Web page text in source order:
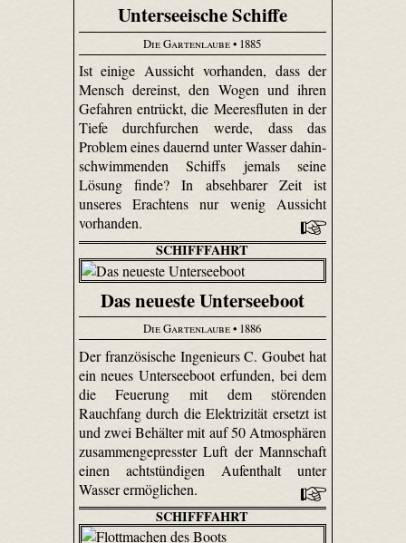
Unterseeische Schiffe
Die Gartenlaube• 1885
Ist einige Aussicht vorhanden, dass der
Mensch dereinst, den Wogen und ihren
Gefahren entrückt, die Meeresfluten in der
Tiefe durchfurchen werde, dass das
Problem eines dauernd unter Wasser dahin­
schwimmenden Schiffs jemals seine
Lösung finde? In absehbarer Zeit ist
unseres Erachtens nur wenig Aussicht
vorhanden.
SCHIFFFAHRT
Das neueste Unterseeboot
Die Gartenlaube• 1886
Der französische Ingenieurs C. Goubet hat
ein neues Unterseeboot erfunden, bei dem
die Feuerung mit dem störenden
Rauchfang durch die Elektrizität ersetzt ist
und zwei Behälter mit auf 50 Atmosphären
zusammengepresster Luft der Mannschaft
einen achtstündigen Aufenthalt unter
Wasser ermöglichen.
SCHIFFFAHRT